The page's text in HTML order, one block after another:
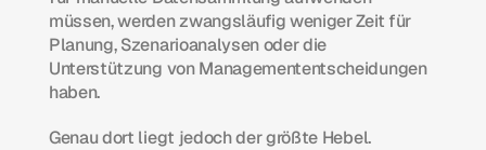
müssen, werden zwangsläufig weniger Zeit für
Planung, Szenarioanalysen oder die
Unterstützung von Managemententscheidungen
haben.
Genau dort liegt jedoch der größte Hebel.